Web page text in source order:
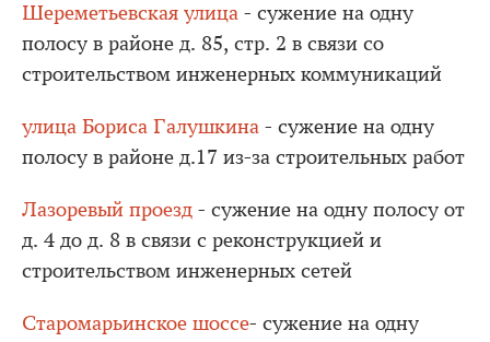
Шереметьевская улица - сужение на одну
полосу в районе д. 85, стр. 2 в связи со
строительством инженерных коммуникаций
улица Бориса Галушкина - сужение на одну
полосу в районе д.17 из-за строительных работ
Лазоревый проезд - сужение на одну полосу от
д. 4 до д. 8 в связи с реконструкцией и
строительством инженерных сетей
Старомарьинское шоссе- сужение на одну